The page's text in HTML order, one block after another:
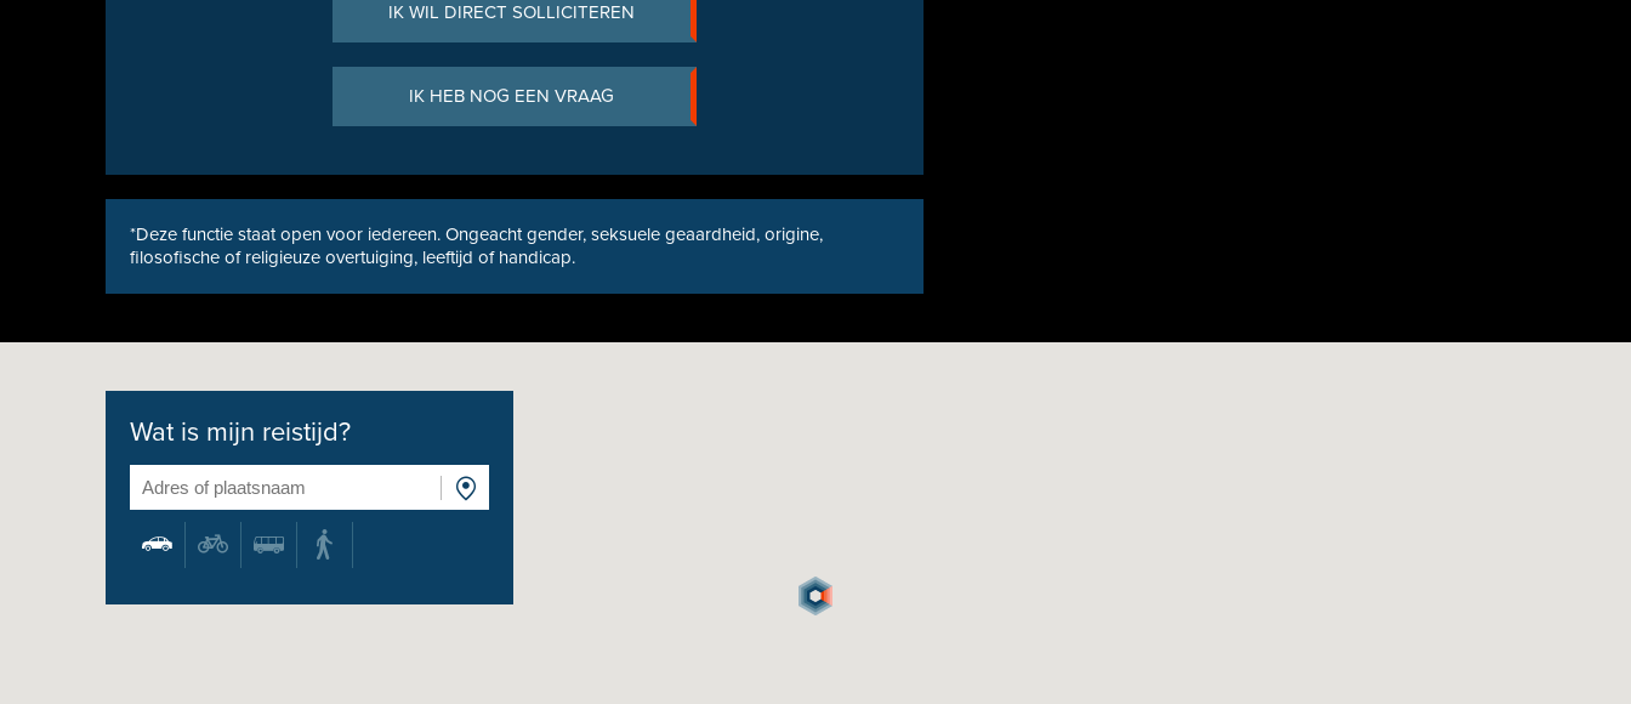
IK WIL DIRECT SOLLICITEREN
IK HEB NOG EEN VRAAG
*Deze functie staat open voor iedereen. Ongeacht gender, seksuele geaardheid, origine,
filosofische of religieuze overtuiging, leeftijd of handicap.
Wat is mijn reistijd?